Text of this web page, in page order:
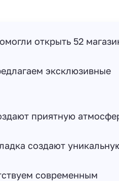
открыть 52
эксклюзивные
приятную
создают
современным